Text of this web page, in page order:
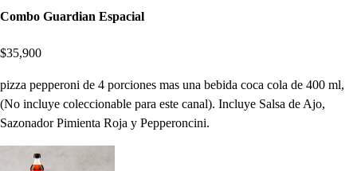
Combo Guardian Espacial
$35,900
pizza pepperoni de 4 porciones mas una bebida coca cola de 400 ml,
(No incluye coleccionable para este canal). Incluye Salsa de Ajo,
Sazonador Pimienta Roja y Pepperoncini.